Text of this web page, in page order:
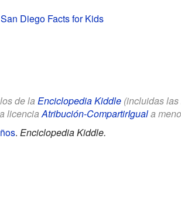
Diego Facts for Kids
de la Enciclopedia Kiddle(incluidas las
licenciaAtribución-CompartirIguala
. Enciclopedia Kiddle.